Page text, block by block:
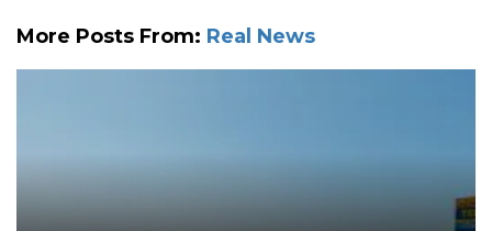
More Posts From: Real News